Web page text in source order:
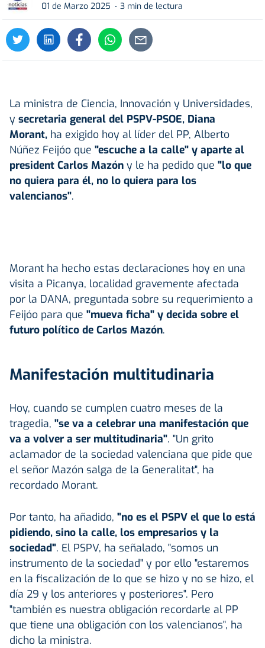
01 de Marzo 2025
3 min de lectura
La ministra de Ciencia, Innovación y Universidades,
y secretaria general del PSPV-PSOE, Diana
Morant, ha exigido hoy al líder del PP, Alberto
Núñez Feijóo que "escuche a la calle" y aparte al
president Carlos Mazón y le ha pedido que "lo que
no quiera para él, no lo quiera para los
valencianos".
Morant ha hecho estas declaraciones hoy en una
visita a Picanya, localidad gravemente afectada
por la DANA, preguntada sobre su requerimiento a
Feijóo para que "mueva ficha" y decida sobre el
futuro político de Carlos Mazón.
Manifestación multitudinaria
Hoy, cuando se cumplen cuatro meses de la
tragedia, "se va a celebrar una manifestación que
va a volver a ser multitudinaria". "Un grito
aclamador de la sociedad valenciana que pide que
el señor Mazón salga de la Generalitat", ha
recordado Morant.
Por tanto, ha añadido, "no es el PSPV el que lo está
pidiendo, sino la calle, los empresarios y la
sociedad". El PSPV, ha señalado, "somos un
instrumento de la sociedad" y por ello "estaremos
en la fiscalización de lo que se hizo y no se hizo, el
día 29 y los anteriores y posteriores". Pero
"también es nuestra obligación recordarle al PP
que tiene una obligación con los valencianos", ha
dicho la ministra.